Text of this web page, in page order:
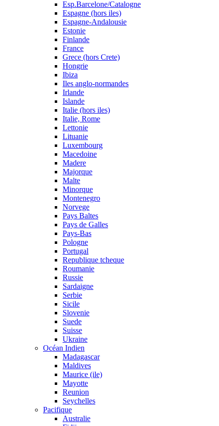
Esp.Barcelone/Catalogne
Espagne (hors iles)
Espagne-Andalousie
Estonie
Finlande
France
Grece (hors Crete)
Hongrie
Ibiza
Iles anglo-normandes
Irlande
Islande
Italie (hors iles)
Italie, Rome
Lettonie
Lituanie
Luxembourg
Macedoine
Madere
Majorque
Malte
Minorque
Montenegro
Norvege
Pays Baltes
Pays de Galles
Pays-Bas
Pologne
Portugal
Republique tcheque
Roumanie
Russie
Sardaigne
Serbie
Sicile
Slovenie
Suede
Suisse
Ukraine
Océan Indien
Madagascar
Maldives
Maurice (ile)
Mayotte
Reunion
Seychelles
Pacifique
Australie